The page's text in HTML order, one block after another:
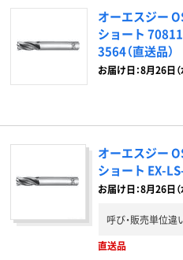
オーエスジー
ショート
3564（直送品）
お届け日：8月26日（
オーエスジー
ショート EX-
お届け日：8月26日（
呼び・販売単位違
直送品